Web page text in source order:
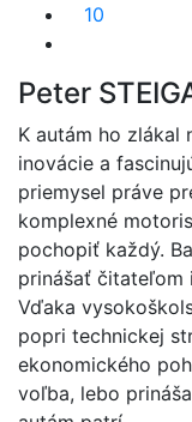
10
Peter
K autám ho zlákal
inovácie a
priemysel práve
komplexné
pochopiť každý.
prinášať čitateľom
Vďaka
popri technickej
ekonomického
voľba, lebo